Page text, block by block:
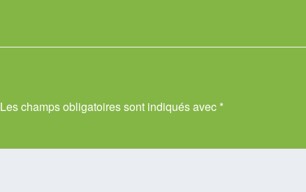
Les champs obligatoires sont indiqués avec *